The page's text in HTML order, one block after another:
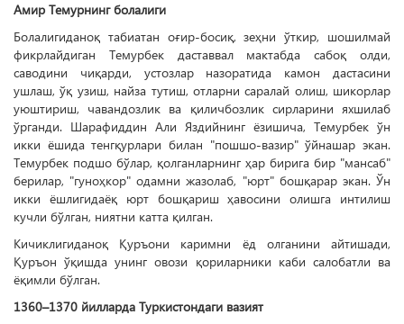
Амир Темурнинг болалиги
Болалигиданоқ табиатан оғир-босиқ, зеҳни ўткир, шошилмай
фикрлайдиган Темурбек даставвал мактабда сабоқ олди,
саводини чиқарди, устозлар назоратида камон дастасини
ушлаш, ўқ узиш, найза тутиш, отларни саралай олиш, шикорлар
уюштириш, чавандозлик ва қиличбозлик сирларини яхшилаб
ўрганди. Шарафиддин Али Яздийнинг ёзишича, Темурбек ўн
икки ёшида тенгқурлари билан "пошшо-вазир" ўйнашар экан.
Темурбек подшо бўлар, қолганларнинг ҳар бирига бир "мансаб"
берилар, "гуноҳкор" одамни жазолаб, "юрт" бошқарар экан. Ўн
икки ёшлигидаёқ юрт бошқариш ҳавосини олишга интилиш
кучли бўлган, ниятни катта қилган.
Кичиклигиданоқ Қуръони каримни ёд олганини айтишади,
Қуръон ўқишда унинг овози қориларники каби салобатли ва
ёқимли бўлган.
1360–1370 йилларда Туркистондаги вазият